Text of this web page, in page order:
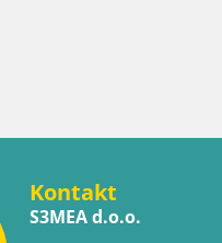
Web kamera Isole dello
Kontakt
S3MEA d.o.o.